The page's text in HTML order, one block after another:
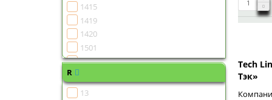
1415
1419
1420
1501
1502
1505
R
13
Tech
Тэк»